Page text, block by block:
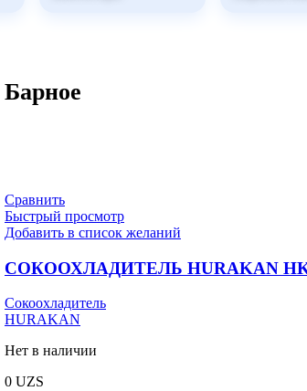
Барное
Сравнить
Быстрый просмотр
Добавить в список желаний
СОКООХЛАДИТЕЛЬ HURAKAN
Сокоохладитель
HURAKAN
Нет в наличии
0 UZS